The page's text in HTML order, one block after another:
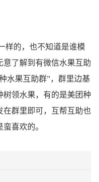
的，也不知道是谁模
了解到有微信水果互助
水果互助群”，群里边基
领水果，有的是美团种
群里即可，互帮互助也
喜欢的。